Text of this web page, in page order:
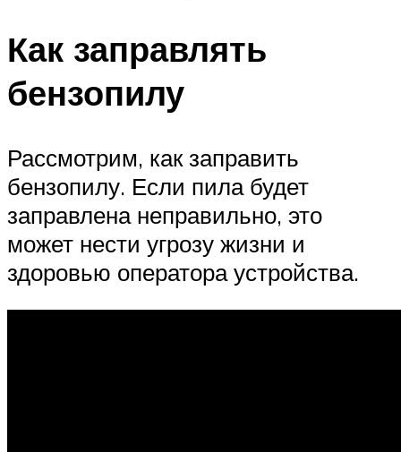
Как заправлять
бензопилу
Рассмотрим, как заправить
бензопилу. Если пила будет
заправлена неправильно, это
может нести угрозу жизни и
здоровью оператора устройства.